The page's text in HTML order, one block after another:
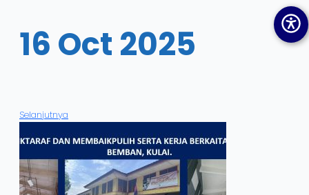
16 Oct 2025
Selanjutnya